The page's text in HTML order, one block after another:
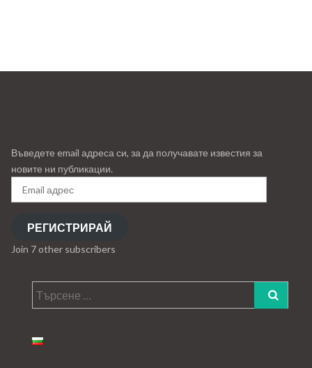
Въведете email адреса си, за да получавате известия за
новите ни публикации.
Email
адрес
РЕГИСТРИРАЙ
Join 7 other subscribers
Търсене
за: